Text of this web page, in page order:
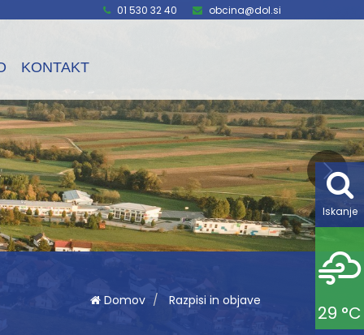
01 530 32 40 obcina@dol.si
KONTAKT
Iskanje
29 °C
Domov Razpisi in objave